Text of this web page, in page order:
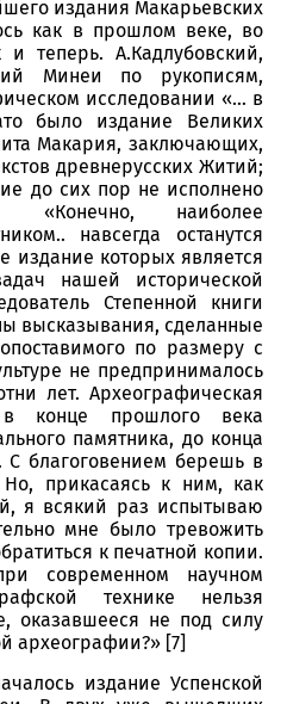
издания Макарьевских
как в прошлом веке, во
теперь. А.Кадлубовский,
Минеи по рукописям,
исследовании «… в
было издание Великих
Макария, заключающих,
древнерусских Житий;
до сих пор не исполнено
наиболее
навсегда останутся
издание которых является
нашей исторической
Степенной книги
высказывания, сделанные
по размеру с
не предпринималось
лет. Археографическая
конце прошлого века
памятника, до конца
С благоговением берешь в
прикасаясь к ним, как
я всякий раз испытываю
мне было тревожить
к печатной копии.
современном научном
технике нельзя
оказавшееся не под силу
археографии?» [7]
издание Успенской